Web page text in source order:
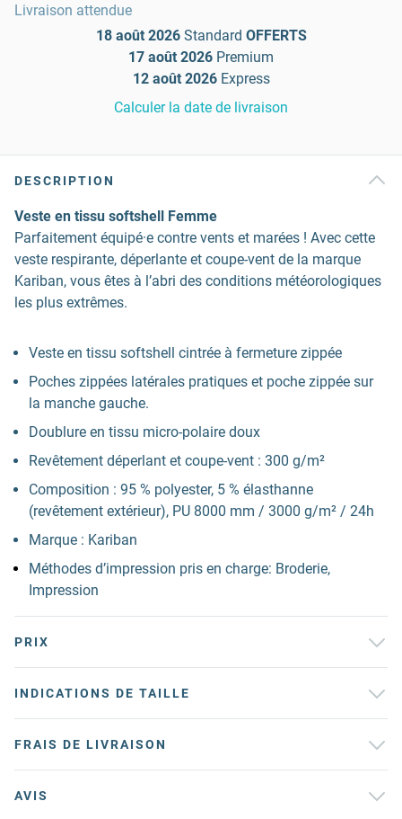
Livraison attendue
18 août 2026 Standard OFFERTS
17 août 2026 Premium
12 août 2026 Express
Calculer la date de livraison
DESCRIPTION
Veste en tissu softshell Femme
Parfaitement équipé·e contre vents et marées ! Avec cette
veste respirante, déperlante et coupe-vent de la marque
Kariban, vous êtes à l’abri des conditions météorologiques
les plus extrêmes.
Veste en tissu softshell cintrée à fermeture zippée
Poches zippées latérales pratiques et poche zippée sur
la manche gauche.
Doublure en tissu micro-polaire doux
Revêtement déperlant et coupe-vent : 300 g/m²
Composition : 95 % polyester, 5 % élasthanne
(revêtement extérieur), PU 8000 mm / 3000 g/m² / 24h
Marque : Kariban
Méthodes d’impression pris en charge: Broderie,
Impression
PRIX
INDICATIONS DE TAILLE
FRAIS DE LIVRAISON
AVIS